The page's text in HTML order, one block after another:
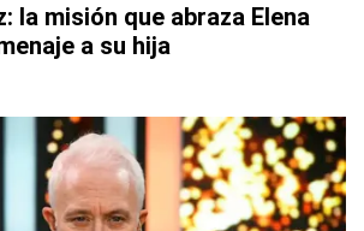
la misión que abraza Elena
a su hija